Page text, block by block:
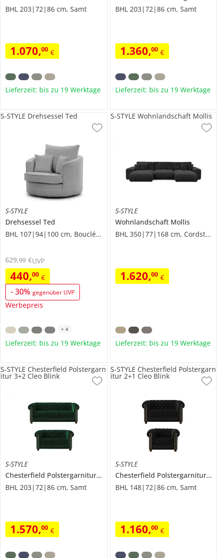
BHL 203|72|86 cm, Samt
1.070,00 €
Lieferzeit: bis zu 19 Werktage
BHL 203|72|86 cm, Samt
1.360,00 €
Lieferzeit: bis zu 19 Werktage
S-STYLE
Drehsessel Ted
BHL 107|94|100 cm, Boucléstoff
440,00 €
-30% gegenüber UVP
Werbepreis
629,99 €UVP
S-STYLE Drehsessel Ted
+ 4
Lieferzeit: bis zu 19 Werktage
S-STYLE
Wohnlandschaft Mollis
BHL 350|77|168 cm, Cordstoff
1.620,00 €
S-STYLE Wohnlandschaft Mollis
Lieferzeit: bis zu 19 Werktage
S-STYLE
Chesterfield Polstergarnitur 3+2
Cleo Blink
BHL 203|72|86 cm, Samt
1.570,00 €
S-STYLE Chesterfield Polstergarn
itur 3+2 Cleo Blink
S-STYLE
Chesterfield Polstergarnitur 2+1
BHL 148|72|86 cm, Samt
1.160,00 €
S-STYLE Chesterfield Polstergarn
itur 2+1 Cleo Blink